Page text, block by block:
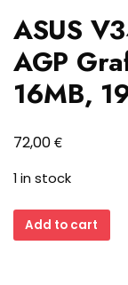
ASUS
AGP
16MB,
72,00€
1 in stock
ASUS
V3400TNT
Add to cart